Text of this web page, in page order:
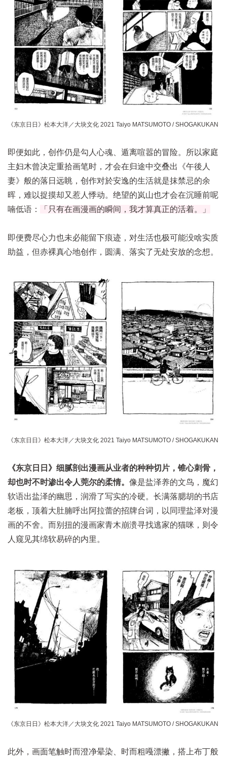
《东京日日》松本大洋／大块文化 2021 Taiyo MATSUMOTO / SHOGAKUKAN
即便如此，创作仍是勾人心魂、遁离喧嚣的冒险。所以家庭
主妇木曾决定重拾画笔时，才会在归途中交叠出《午後人
妻》般的落日远眺，创作对於安逸的生活就是抹禁忌的余
晖，难以捉摸却又惹人悸动。绝望的岚山也才会在沉睡前呢
喃低语：
「只有在画漫画的瞬间，我才算真正的活着。」
即便费尽心力也未必能留下痕迹，对生活也极可能没啥实质
助益，但赤裸真心地创作，圆满、落实了无处安放的念想。
《东京日日》松本大洋／大块文化 2021 Taiyo MATSUMOTO / SHOGAKUKAN
《东京日日》细腻剖出漫画从业者的种种切片，锥心刺骨，
却也时不时渗出令人莞尔的柔情。 像是盐泽养的文鸟，魔幻
软语出盐泽的幽思，润滑了写实的冷硬。长满落腮胡的书店
老板，顶着大肚腩呼出阿拉蕾的招牌台词，以同理盐泽对漫
画的不舍。而别扭的漫画家青木崩溃寻找逃家的猫咪，则令
人窥见其绵软易碎的内里。
《东京日日》松本大洋／大块文化 2021 Taiyo MATSUMOTO / SHOGAKUKAN
此外，画面笔触时而澄净晕染、时而粗嘠漂撇，搭上布丁般